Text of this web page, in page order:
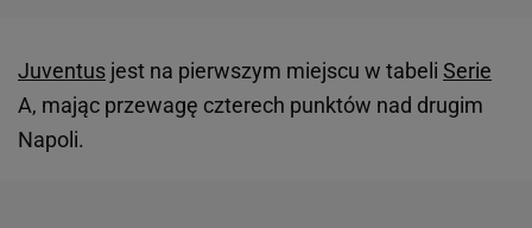
Juventus jest na pierwszym miejscu w tabeli Serie
A, mając przewagę czterech punktów nad drugim
Napoli.